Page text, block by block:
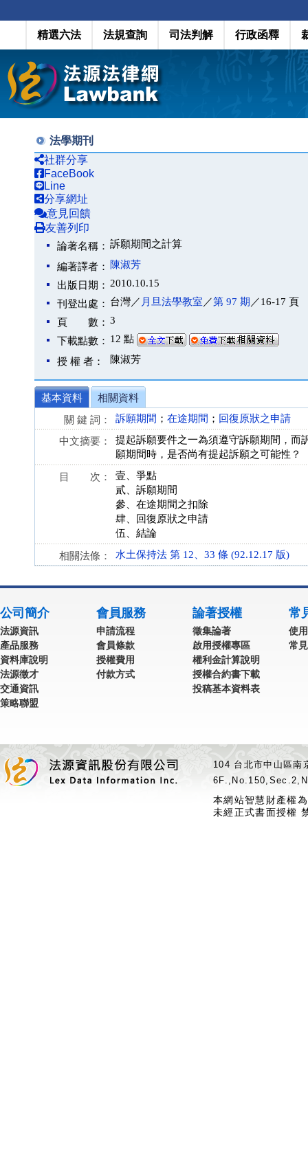
精選六法 法規查詢 司法判解 行政函釋
法學期刊
社群分享
FaceBook
Line
分享網址
意見回饋
友善列印
論著名稱： 訴願期間之計算
編著譯者：
陳淑芳
出版日期： 2010.10.15
刊登出處： 台灣／ 月旦法學教室 ／第 97 期 ／16-17 頁
頁 數： 3
下載點數： 12 點
授 權 者： 陳淑芳
基本資料
相關資料
關 鍵 詞：
訴願期間 ； 在途期間 ； 回復原狀之申請
中文摘要：
提起訴願要件之一為須遵守訴願期間，而
願期間時，是否尚有提起訴願之可能性？
目 次：
壹、爭點
貳、訴願期間
參、在途期間之扣除
肆、回復原狀之申請
伍、結論
相關法條： 水土保持法 第 12、33 條 (92.12.17 版)
公司簡介
法源資訊
產品服務
資料庫說明
法源徵才
交通資訊
策略聯盟
會員服務
申請流程
會員條款
授權費用
付款方式
論著授權
徵集論著
啟用授權專區
權利金計算說明
授權合約書下載
投稿基本資料表
常
使
常
104 台北市中山區
本網站智慧財產權
未經正式書面授權